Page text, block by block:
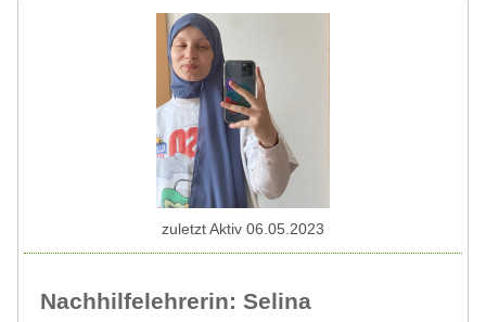
Nachhilfelehrerin: Selina
zuletzt Aktiv 06.05.2023